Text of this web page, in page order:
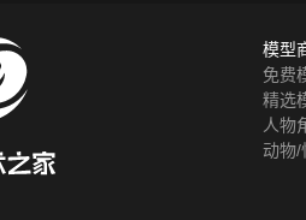
模型
免费
精选
人物
动物/